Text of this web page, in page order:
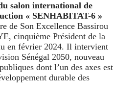
salon international de
« SENHABITAT-6 »
de Son Excellence Bassirou
cinquième Président de la
en février 2024. Il intervient
Sénégal 2050, nouveau
dont l’un des axes est
durable des